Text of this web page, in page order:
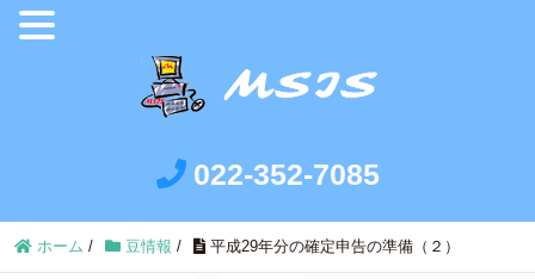
022-352-7085
ホーム / 豆情報 / 平成29年分の確定申告の準備（２）